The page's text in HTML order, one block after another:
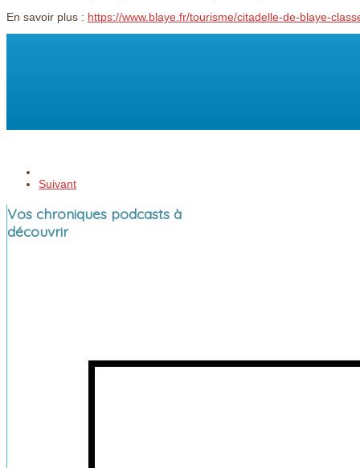
En savoir plus : https://www.blaye.fr/tourisme/citadelle-de-blaye-
Suivant
Vos chroniques podcasts à
découvrir